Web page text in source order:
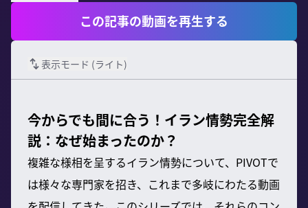
この記事の動画を再生する
表示モード (ライト)
今からでも間に合う！イラン情勢完全解
説：なぜ始まったのか？
複雑な様相を呈するイラン情勢について、PIVOTで
は様々な専門家を招き、これまで多岐にわたる動画